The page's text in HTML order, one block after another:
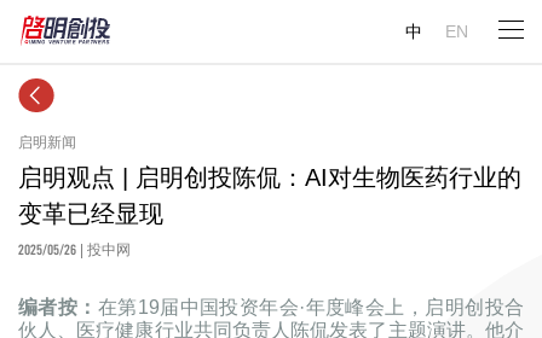
中 EN
启明新闻
启明观点 | 启明创投陈侃：AI对生物医药行业的
变革已经显现
2025/05/26 | 投中网
编者按： 在第19届中国投资年会·年度峰会上，启明创投合
伙人、医疗健康行业共同负责人陈侃发表了主题演讲。他介